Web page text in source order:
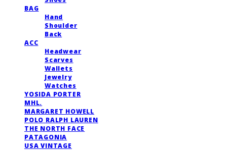
BAG
Hand
Shoulder
Back
ACC
Headwear
Scarves
Wallets
Jewelry
Watches
YOSIDA PORTER
MHL.
MARGARET HOWELL
POLO RALPH LAUREN
THE NORTH FACE
PATAGONIA
USA VINTAGE